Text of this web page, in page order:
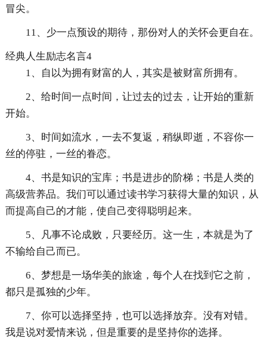
冒尖。
11、少一点预设的期待，那份对人的关怀会更自在。
经典人生励志名言4
1、自以为拥有财富的人，其实是被财富所拥有。
2、给时间一点时间，让过去的过去，让开始的重新
开始。
3、时间如流水，一去不复返，稍纵即逝，不容你一
丝的停驻，一丝的眷恋。
4、书是知识的宝库；书是进步的阶梯；书是人类的
高级营养品。我们可以通过读书学习获得大量的知识，从
而提高自己的才能，使自己变得聪明起来。
5、凡事不论成败，只要经历。这一生，本就是为了
不输给自己而已。
6、梦想是一场华美的旅途，每个人在找到它之前，
都只是孤独的少年。
7、你可以选择坚持，也可以选择放弃。没有对错。
我是说对爱情来说，但是重要的是坚持你的选择。